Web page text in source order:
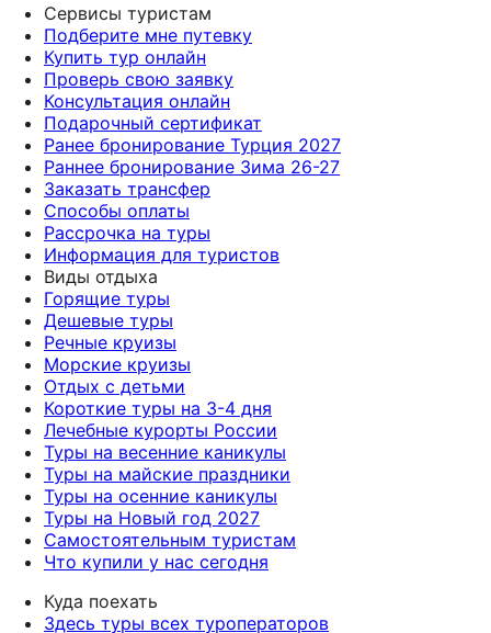
Сервисы туристам
Подберите мне путевку
Купить тур онлайн
Проверь свою заявку
Консультация онлайн
Подарочный сертификат
Ранее бронирование Турция 2027
Раннее бронирование Зима 26-27
Заказать трансфер
Способы оплаты
Рассрочка на туры
Информация для туристов
Виды отдыха
Горящие туры
Дешевые туры
Речные круизы
Морские круизы
Отдых с детьми
Короткие туры на 3-4 дня
Лечебные курорты России
Туры на весенние каникулы
Туры на майские праздники
Туры на осенние каникулы
Туры на Новый год 2027
Самостоятельным туристам
Что купили у нас сегодня
Куда поехать
Здесь туры всех туроператоров